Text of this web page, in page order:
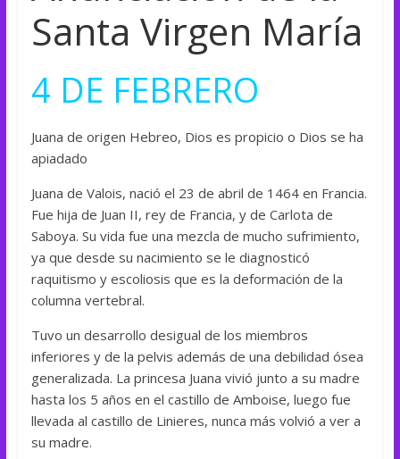
Santa Virgen María
4 DE FEBRERO
Juana de origen Hebreo, Dios es propicio o Dios se ha
apiadado
Juana de Valois, nació el 23 de abril de 1464 en Francia.
Fue hija de Juan II, rey de Francia, y de Carlota de
Saboya. Su vida fue una mezcla de mucho sufrimiento,
ya que desde su nacimiento se le diagnosticó
raquitismo y escoliosis que es la deformación de la
columna vertebral.
Tuvo un desarrollo desigual de los miembros
inferiores y de la pelvis además de una debilidad ósea
generalizada. La princesa Juana vivió junto a su madre
hasta los 5 años en el castillo de Amboise, luego fue
llevada al castillo de Linieres, nunca más volvió a ver a
su madre.